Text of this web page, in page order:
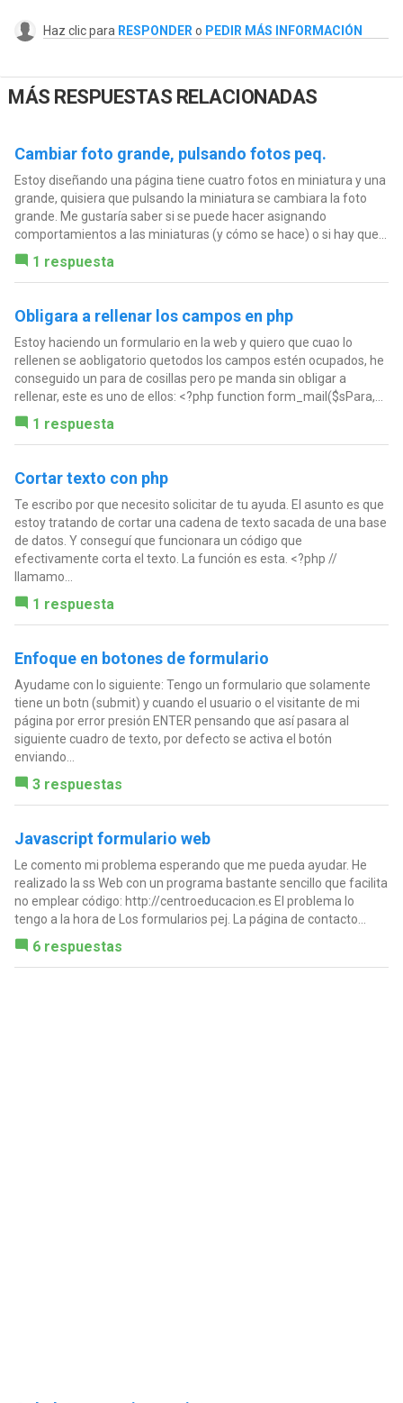
Haz clic para RESPONDER o PEDIR MÁS INFORMACIÓN
MÁS RESPUESTAS RELACIONADAS
Cambiar foto grande, pulsando fotos peq.
Estoy diseñando una página tiene cuatro fotos en miniatura y una
grande, quisiera que pulsando la miniatura se cambiara la foto
grande. Me gustaría saber si se puede hacer asignando
comportamientos a las miniaturas (y cómo se hace) o si hay que...
1 respuesta
Obligara a rellenar los campos en php
Estoy haciendo un formulario en la web y quiero que cuao lo
rellenen se aobligatorio quetodos los campos estén ocupados, he
conseguido un para de cosillas pero pe manda sin obligar a
rellenar, este es uno de ellos: <?php function form_mail($sPara,...
1 respuesta
Cortar texto con php
Te escribo por que necesito solicitar de tu ayuda. El asunto es que
estoy tratando de cortar una cadena de texto sacada de una base
de datos. Y conseguí que funcionara un código que
efectivamente corta el texto. La función es esta. <?php //
llamamo...
1 respuesta
Enfoque en botones de formulario
Ayudame con lo siguiente: Tengo un formulario que solamente
tiene un botn (submit) y cuando el usuario o el visitante de mi
página por error presión ENTER pensando que así pasara al
siguiente cuadro de texto, por defecto se activa el botón
enviando...
3 respuestas
Javascript formulario web
Le comento mi problema esperando que me pueda ayudar. He
realizado la ss Web con un programa bastante sencillo que facilita
no emplear código: http://centroeducacion.es El problema lo
tengo a la hora de Los formularios pej. La página de contacto...
6 respuestas